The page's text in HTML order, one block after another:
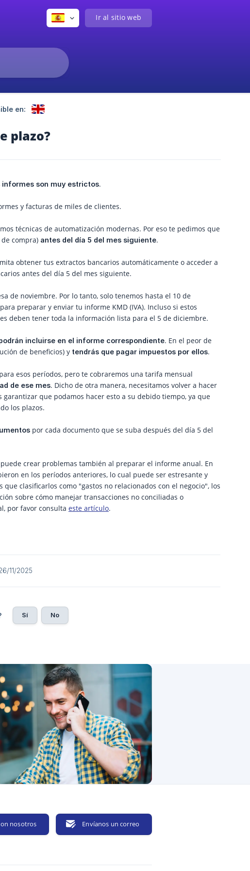
Ir al sitio web
en:
plazo?
informes son muy estrictos.
y facturas de miles de clientes.
técnicas de automatización modernas. Por eso te pedimos que
compra) antes del día 5 del mes siguiente.
obtener tus extractos bancarios automáticamente o acceder a
antes del día 5 del mes siguiente.
de noviembre. Por lo tanto, solo tenemos hasta el 10 de
preparar y enviar tu informe KMD (IVA). Incluso si estos
deben tener toda la información lista para el 5 de diciembre.
incluirse en el informe correspondiente. En el peor de
de beneficios) y tendrás que pagar impuestos por ellos.
esos períodos, pero te cobraremos una tarifa mensual
de ese mes. Dicho de otra manera, necesitamos volver a hacer
que podamos hacer esto a su debido tiempo, ya que
los plazos.
por cada documento que se suba después del día 5 del
crear problemas también al preparar el informe anual. En
en los períodos anteriores, lo cual puede ser estresante y
clasificarlos como "gastos no relacionados con el negocio", los
sobre cómo manejar transacciones no conciliadas o
por favor consulta este artículo.
11/2025
Sí No
nosotros Envíanos un correo